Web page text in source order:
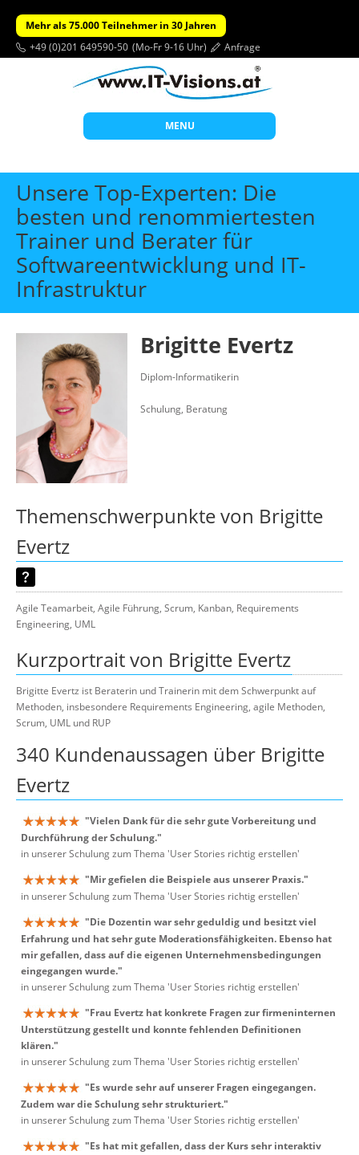
Mehr als 75.000 Teilnehmer in 30 Jahren
+49 (0)201 649590-50 (Mo-Fr 9-16 Uhr) Anfrage
MENU
Start
Themen
Beratung
Individuelle Schulungen
Offene Seminare
Unsere Top-Experten: Die
besten und renommiertesten
Trainer und Berater für
Softwareentwicklung und IT-
Infrastruktur
Brigitte Evertz
Diplom-Informatikerin
Schulung, Beratung
Themenschwerpunkte von Brigitte
Evertz
Agile Teamarbeit, Agile Führung, Scrum, Kanban, Requirements
Engineering, UML
Kurzportrait von Brigitte Evertz
Brigitte Evertz ist Beraterin und Trainerin mit dem Schwerpunkt auf
Methoden, insbesondere Requirements Engineering, agile Methoden,
Scrum, UML und RUP
340 Kundenaussagen über Brigitte
Evertz
"Vielen Dank für die sehr gute Vorbereitung und
Durchführung der Schulung."
in unserer Schulung zum Thema 'User Stories richtig erstellen'
"Mir gefielen die Beispiele aus unserer Praxis."
in unserer Schulung zum Thema 'User Stories richtig erstellen'
"Die Dozentin war sehr geduldig und besitzt viel
Erfahrung und hat sehr gute Moderationsfähigkeiten. Ebenso hat
mir gefallen, dass auf die eigenen Unternehmensbedingungen
eingegangen wurde."
in unserer Schulung zum Thema 'User Stories richtig erstellen'
"Frau Evertz hat konkrete Fragen zur firmeninternen
Unterstützung gestellt und konnte fehlenden Definitionen
klären."
in unserer Schulung zum Thema 'User Stories richtig erstellen'
"Es wurde sehr auf unserer Fragen eingegangen.
Zudem war die Schulung sehr strukturiert."
in unserer Schulung zum Thema 'User Stories richtig erstellen'
"Es hat mit gefallen, dass der Kurs sehr interaktiv